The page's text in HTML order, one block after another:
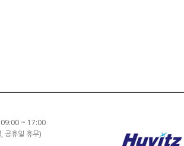
09:00 ~ 17:00
공휴일 휴무)